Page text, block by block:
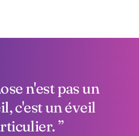
n'est pas un
c'est un éveil